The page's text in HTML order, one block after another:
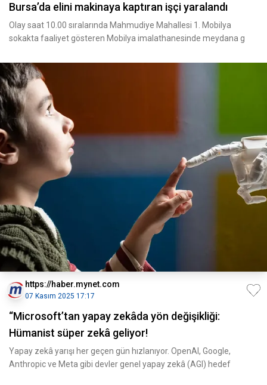
Bursa’da elini makinaya kaptıran işçi yaralandı
Olay saat 10.00 sıralarında Mahmudiye Mahallesi 1. Mobilya
sokakta faaliyet gösteren Mobilya imalathanesinde meydana g
https://haber.mynet.com
07 Kasım 2025 17:17
“Microsoft’tan yapay zekâda yön değişikliği:
Hümanist süper zekâ geliyor!
Yapay zekâ yarışı her geçen gün hızlanıyor. OpenAI, Google,
Anthropic ve Meta gibi devler genel yapay zekâ (AGI) hedef